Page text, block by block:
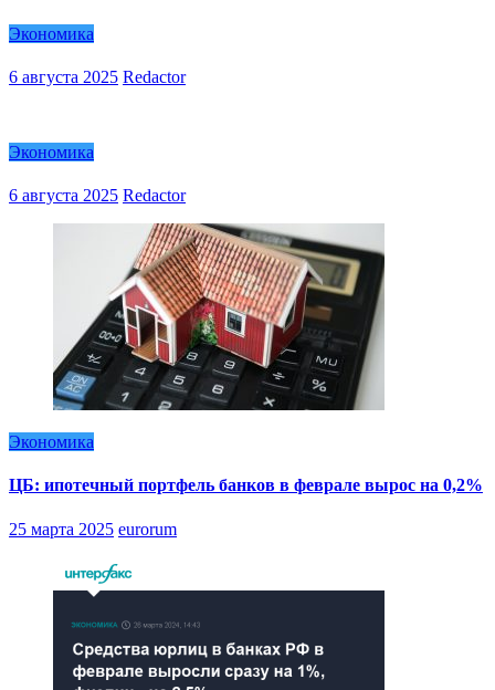
Экономика
6 августа 2025 Redactor
Экономика
6 августа 2025 Redactor
Экономика
ЦБ: ипотечный портфель банков в феврале вырос на 0,2%
25 марта 2025 eurorum